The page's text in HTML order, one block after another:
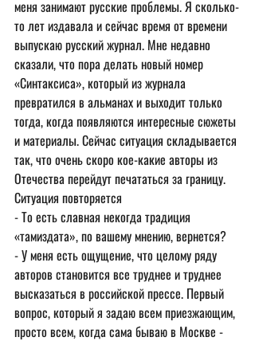
меня занимают русские проблемы. Я сколько-
то лет издавала и сейчас время от времени
выпускаю русский журнал. Мне недавно
сказали, что пора делать новый номер
«Синтаксиса», который из журнала
превратился в альманах и выходит только
тогда, когда появляются интересные сюжеты
и материалы. Сейчас ситуация складывается
так, что очень скоро кое-какие авторы из
Отечества перейдут печататься за границу.
Ситуация повторяется
- То есть славная некогда традиция
«тамиздата», по вашему мнению, вернется?
- У меня есть ощущение, что целому ряду
авторов становится все труднее и труднее
высказаться в российской прессе. Первый
вопрос, который я задаю всем приезжающим,
просто всем, когда сама бываю в Москве -